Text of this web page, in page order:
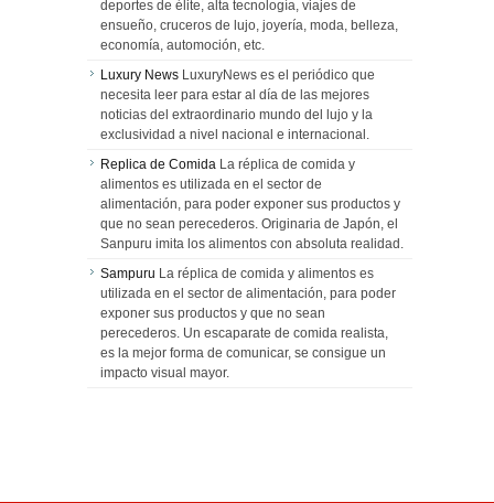
deportes de élite, alta tecnología, viajes de
ensueño, cruceros de lujo, joyería, moda, belleza,
economía, automoción, etc.
Luxury News LuxuryNews es el periódico que
necesita leer para estar al día de las mejores
noticias del extraordinario mundo del lujo y la
exclusividad a nivel nacional e internacional.
Replica de Comida La réplica de comida y
alimentos es utilizada en el sector de
alimentación, para poder exponer sus productos y
que no sean perecederos. Originaria de Japón, el
Sanpuru imita los alimentos con absoluta realidad.
Sampuru La réplica de comida y alimentos es
utilizada en el sector de alimentación, para poder
exponer sus productos y que no sean
perecederos. Un escaparate de comida realista,
es la mejor forma de comunicar, se consigue un
impacto visual mayor.